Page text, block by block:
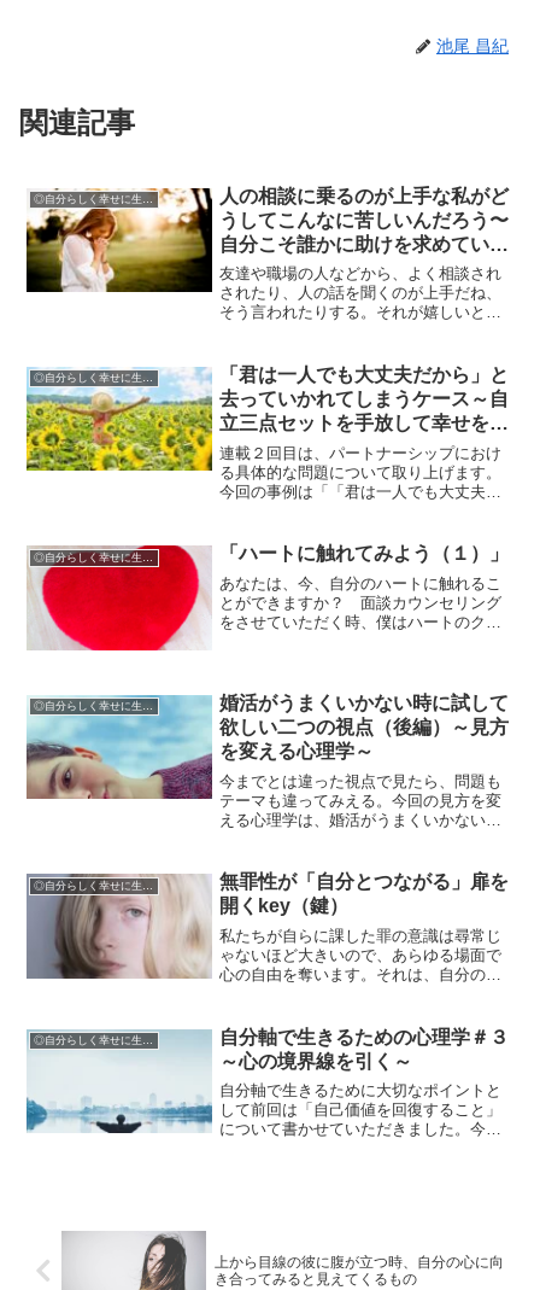
池尾 昌紀
関連記事
◎自分らしく幸せに生きるために
人の相談に乗るのが上手な私がど
うしてこんなに苦しいんだろう〜
自分こそ誰かに助けを求めている
SOSと気づく〜
友達や職場の人などから、よく相談され
されたり、人の話を聞くのが上手だね、
そう言われたりする。それが嬉しいと思
か？もしかしたら、その理由は「『自分
が』誰かに話を聴いて欲し...
◎自分らしく幸せに生きるために
「君は一人でも大丈夫だから」と
去っていかれてしまうケース～自
立三点セットを手放して幸せを手
に入れる（２）～事例１
連載２回目は、パートナーシップにおけ
る具体的な問題について取り上げます。
今回の事例は「「君は一人でも大丈夫だ
方は、助けを求めることが苦手。パート
ナーに遠慮して、迷惑をかけないように
一人でがんばることが、相手に存在価値
を感じさせなくなってしまい、「自分は
必要ないんだ」と感じてしまうことも多
「ハートに触れてみよう（１）」
あなたは、今、自分のハートに触れるこ
とができますか？ 面談カウンセリング
をさせていただく時、僕はハートのクッ
◎自分らしく幸せに生きるために
婚活がうまくいかない時に試して
欲しい二つの視点（後編）～見方
を変える心理学～
今までとは違った視点で見たら、問題も
テーマも違ってみえる。今回の見方を変
える心理学は、婚活がうまくいかない時
を見直してみることをお伝えします。
１．気づいていない自分の魅...
無罪性が「自分とつながる」扉を
開くkey（鍵）
私たちが自らに課した罪の意識は尋常じ
ゃないほど大きいので、あらゆる場面で
心の自由を奪います。それは、自分の本
深い自分には、それを感じさせてあげる
資格がないと思っているの...
自分軸で生きるための心理学＃３
～心の境界線を引く～
自分軸で生きるために大切なポイントと
して前回は「自己価値を回復すること」
について書かせていただきました。今回
上から目線の彼に腹が立つ時、自分の心に向
き合ってみると見えてくるもの